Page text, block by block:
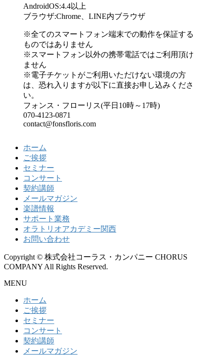
AndroidOS:4.4以上
ブラウザ:Chrome、LINE内ブラウザ
※全てのスマートフォン端末での動作を保証する
ものではありません
※スマートフォン以外の携帯電話ではご利用頂け
ません
※電子チケットがご利用いただけない環境の方
は、恐れ入りますが以下に直接お申し込みくださ
い。
フォンス・フローリス(平日10時～17時)
070-4123-0871
contact@fonsfloris.com
ホーム
ご挨拶
セミナー
コンサート
契約講師
メールマガジン
楽譜情報
サポート業務
オラトリオアカデミー関西
お問い合わせ
Copyright © 株式会社コーラス・カンパニー CHORUS
COMPANY All Rights Reserved.
MENU
ホーム
ご挨拶
セミナー
コンサート
契約講師
メールマガジン